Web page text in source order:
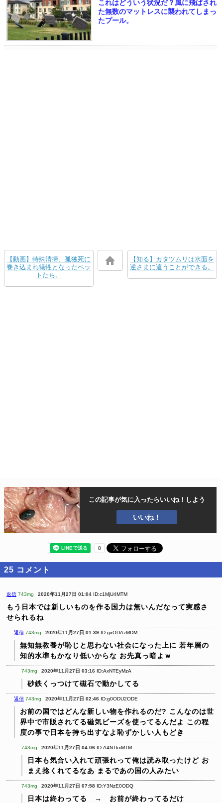
これはどういう状況だ？風に飛ばされ
た無数のマットレスに襲われてしまっ
たプール。
【動画】特殊清掃、孤独死に
巻き込まれ犠牲となったペッ
トたち。
【知る】カタツムリは水面を
逆さまに這うことができる。
この記事が気に入ったらいいね！しよう
いいね！
25 コメント
返信 743mg 2020年11月27日 01:04 ID:c1MjU4MTM
もう日本では新しいものを作る国力は無いんだなって実感さ
せられるね
返信 743mg 2020年11月27日 01:39 ID:gxODAzMDM
無知無教養が恥じと思わない社会になった上に 若年層の
知的水準もかなり低いからな お先真っ暗よｗ
743mg 2020年11月27日 03:16 ID:AxNTEyMzA
砂鉄くっつけて磁石で動かしてる
返信 743mg 2020年11月27日 02:46 ID:g0ODU2ODE
お前の国ではどんな新しい物を作れるのだ? こんなのは世
界中で市販されてる磁気ビーズを使ってるんだよ この程
度の事で日本を持ち出すなよ恥ずかしい人もどき
743mg 2020年11月27日 04:06 ID:A4NTkxMTM
日本も気合い入れて頑張れって俺は読み取ったけど お
まえ捻くれてるなあ まるであの国の人みたい
743mg 2020年11月27日 07:58 ID:Y3NzE0ODQ
日本は終わってる → お前が終わってるだけ